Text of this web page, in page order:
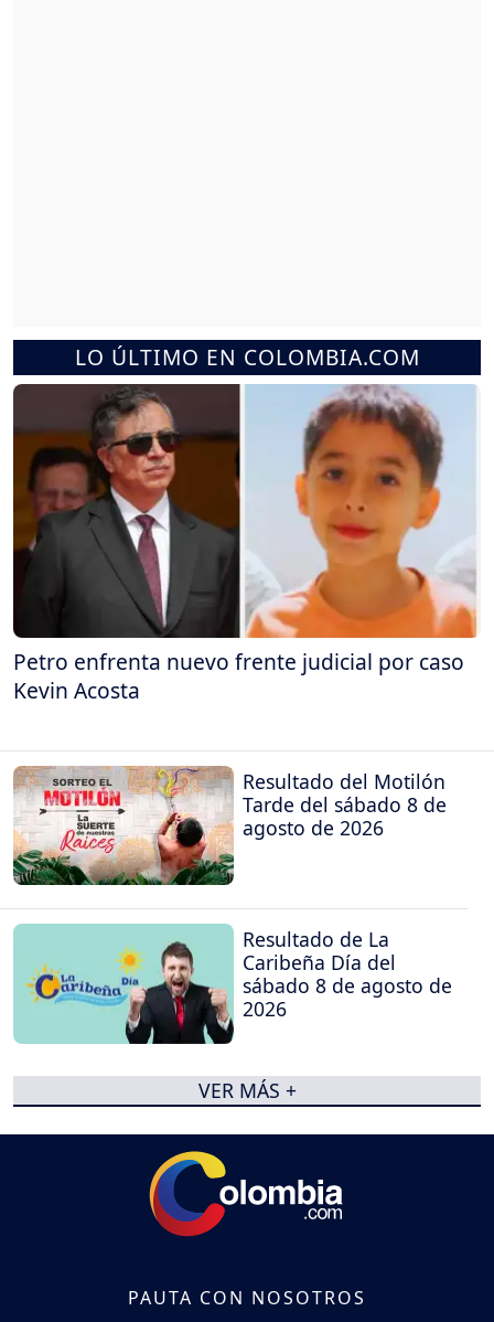
LO ÚLTIMO EN COLOMBIA.COM
Petro enfrenta nuevo frente judicial por caso
Kevin Acosta
Resultado del Motilón
Tarde del sábado 8 de
agosto de 2026
Resultado de La
Caribeña Día del
sábado 8 de agosto de
2026
VER MÁS +
PAUTA CON NOSOTROS